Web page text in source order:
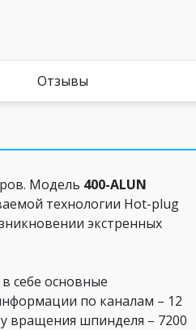
Отзывы
Модель 400-ALUN
технологии Hot-plug
экстренных
себе основные
по каналам – 12
вращения шпинделя – 7200